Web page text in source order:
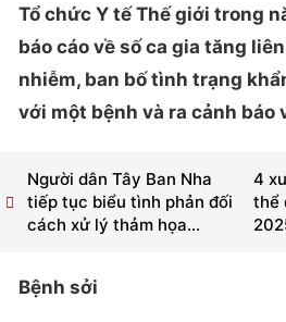
Tổ chức Y tế Thế giới trong
báo cáo về số ca gia tăng
nhiễm, ban bố tình trạng
với một bệnh và ra cảnh báo
4
thể
Người dân Tây Ban Nha
tiếp tục biểu tình phản đối
cách xử lý thảm họa...
Bệnh sởi